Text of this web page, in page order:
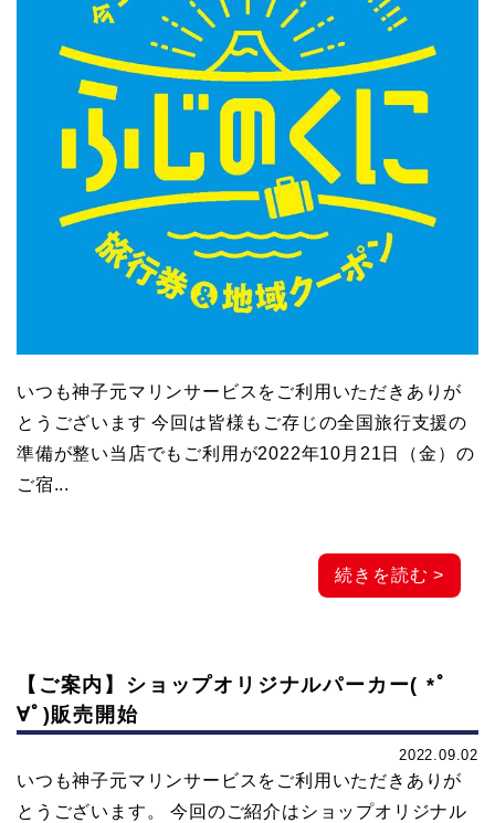
いつも神子元マリンサービスをご利用いただきありが
とうございます 今回は皆様もご存じの全国旅行支援の
準備が整い当店でもご利用が2022年10月21日（金）の
ご宿...
続きを読む >
【ご案内】ショップオリジナルパーカー( *ﾟ
∀ﾟ)販売開始
2022.09.02
いつも神子元マリンサービスをご利用いただきありが
とうございます。 今回のご紹介はショップオリジナル